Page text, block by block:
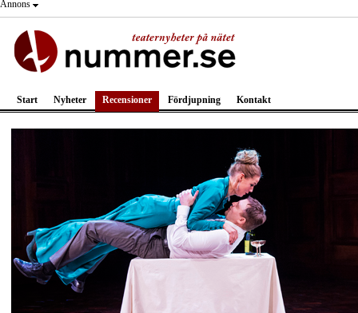
Annons
Start Nyheter Recensioner Fördjupning Kontakt